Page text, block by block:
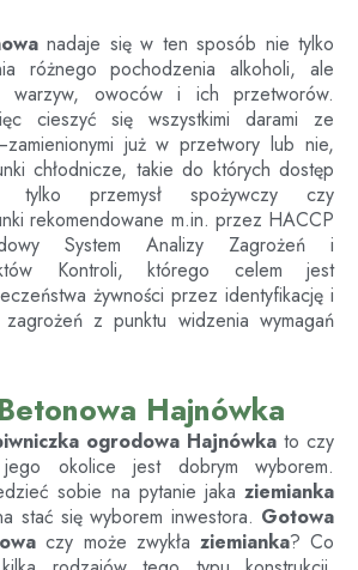
nadaje się w ten sposób nie tylko
różnego pochodzenia alkoholi, ale
warzyw, owoców i ich przetworów.
cieszyć się wszystkimi darami ze
już w przetwory lub nie,
chłodnicze, takie do których dostęp
tylko przemysł spożywczy czy
rekomendowane m.in. przez HACCP
System Analizy Zagrożeń i
Kontroli, którego celem jest
żywności przez identyfikację i
z punktu widzenia wymagań
Hajnówka
ogrodowa Hajnówka to czy
okolice jest dobrym wyborem.
sobie na pytanie jaka ziemianka
stać się wyborem inwestora. Gotowa
czy może zwykła ziemianka? Co